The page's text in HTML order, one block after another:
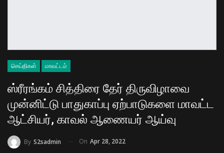
செய்திகள் மாவட்டம்
ஸ்ரீரங்கம் சித்திரை தேர் திருவிழாவை
முன்னிட்டு பாதுகாப்பு ஏற்பாடுகளை மாவட்ட
ஆட்சியர், காவல் ஆணையர் ஆய்வு
By S2sadmin On Apr 28, 2022